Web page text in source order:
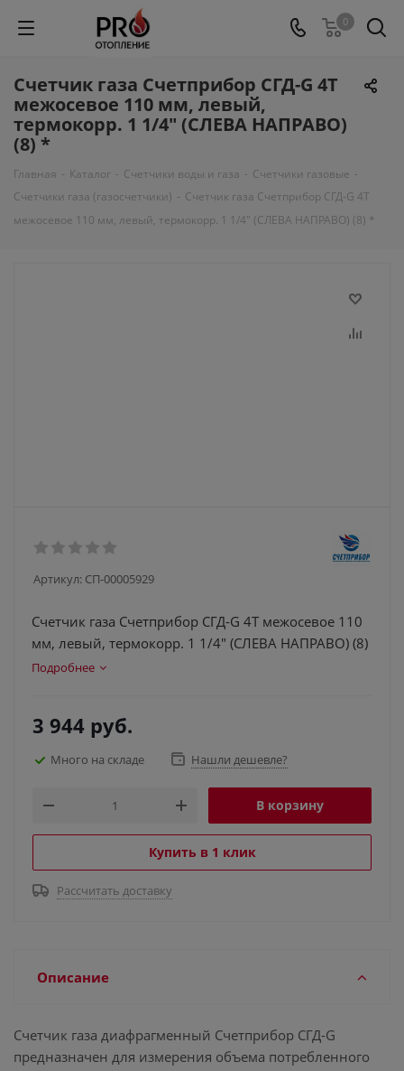
0
Счетчик газа Счетприбор СГД-G 4Т
межосевое 110 мм, левый,
термокорр. 1 1/4" (СЛЕВА НАПРАВО)
(8) *
Главная - Каталог - Счетчики воды и газа - Счетчики газовые -
Счетчики газа (газосчетчики) - Счетчик газа Счетприбор СГД-G 4Т
межосевое 110 мм, левый, термокорр. 1 1/4" (СЛЕВА НАПРАВО) (8) *
Артикул: СП-00005929
Счетчик газа Счетприбор СГД-G 4Т межосевое 110
мм, левый, термокорр. 1 1/4" (СЛЕВА НАПРАВО) (8)
Подробнее
3 944 руб.
Много на складе Нашли дешевле?
В корзину
Купить в 1 клик
Рассчитать доставку
Описание
Счетчик газа диафрагменный Счетприбор СГД-G
предназначен для измерения объема потребленного